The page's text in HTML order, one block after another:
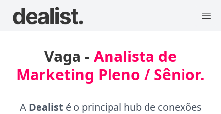
Vaga - Analista de
Marketing Pleno / Sênior.
A Dealist é o principal hub de conexões